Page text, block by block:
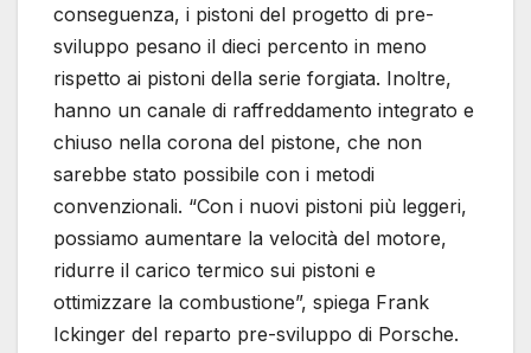
conseguenza, i pistoni del progetto di pre-
sviluppo pesano il dieci percento in meno
rispetto ai pistoni della serie forgiata. Inoltre,
hanno un canale di raffreddamento integrato e
chiuso nella corona del pistone, che non
sarebbe stato possibile con i metodi
convenzionali. “Con i nuovi pistoni più leggeri,
possiamo aumentare la velocità del motore,
ridurre il carico termico sui pistoni e
ottimizzare la combustione”, spiega Frank
Ickinger del reparto pre-sviluppo di Porsche.